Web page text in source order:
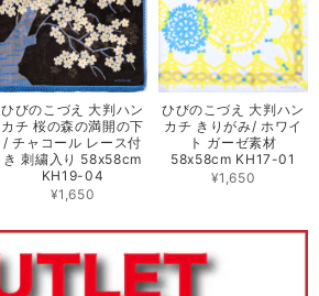
ひびのこづえ 大判ハン
カチ 桜の森の満開の下
/ チャコール レース付
き 刺繍入り 58x58cm
KH19-04
¥1,650
ひびのこづえ 大判ハン
カチ きりがみ/ ホワイ
ト ガーゼ素材
58x58cm KH17-01
¥1,650